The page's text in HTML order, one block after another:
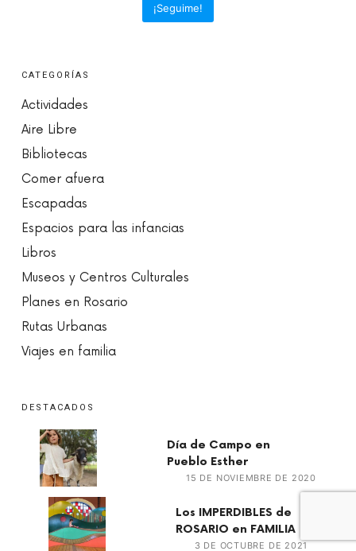
¡Seguime!
CATEGORÍAS
Actividades
Aire Libre
Bibliotecas
Comer afuera
Escapadas
Espacios para las infancias
Libros
Museos y Centros Culturales
Planes en Rosario
Rutas Urbanas
Viajes en familia
DESTACADOS
Día de Campo en
Pueblo Esther
15 DE NOVIEMBRE DE 2020
Los IMPERDIBLES de
ROSARIO en FAMILIA
3 DE OCTUBRE DE 2021